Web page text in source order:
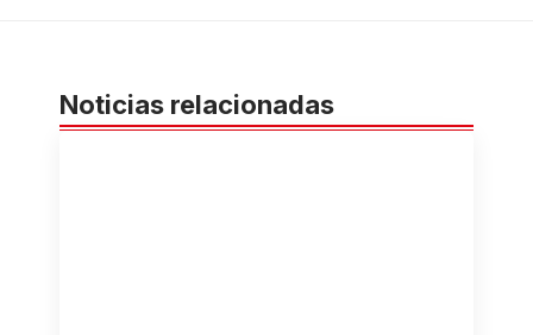
Noticias relacionadas